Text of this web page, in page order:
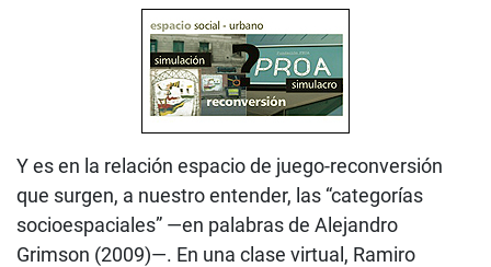
Y es en la relación espacio de juego-reconversión
que surgen, a nuestro entender, las “categorías
socioespaciales” —en palabras de Alejandro
Grimson (2009)—. En una clase virtual, Ramiro